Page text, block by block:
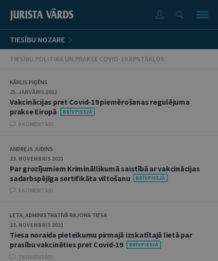
TIESĪBU NOZARE
TIESĪBU POLITIKA UN PRAKSE COVID-19 APSTĀKĻOS
KĀRLIS PIĢĒNS
25. JANVĀRIS 2022
Vakcinācijas pret Covid-19 piemērošanas regulējuma
prakse Eiropā
8 KOMENTĀRI
ANDREJS JUDINS
23. NOVEMBRIS 2021
Par grozījumiem Krimināllikumā saistībā ar vakcinācijas
sadarbspējīga sertifikāta viltošanu
3 KOMENTĀRI
LETA, ADMINISTRATĪVĀ RAJONA TIESA
23. NOVEMBRIS 2021
Tiesa noraida pieteikumu pirmajā izskatītajā lietā par
prasību vakcinēties pret Covid-19
2 KOMENTĀRI